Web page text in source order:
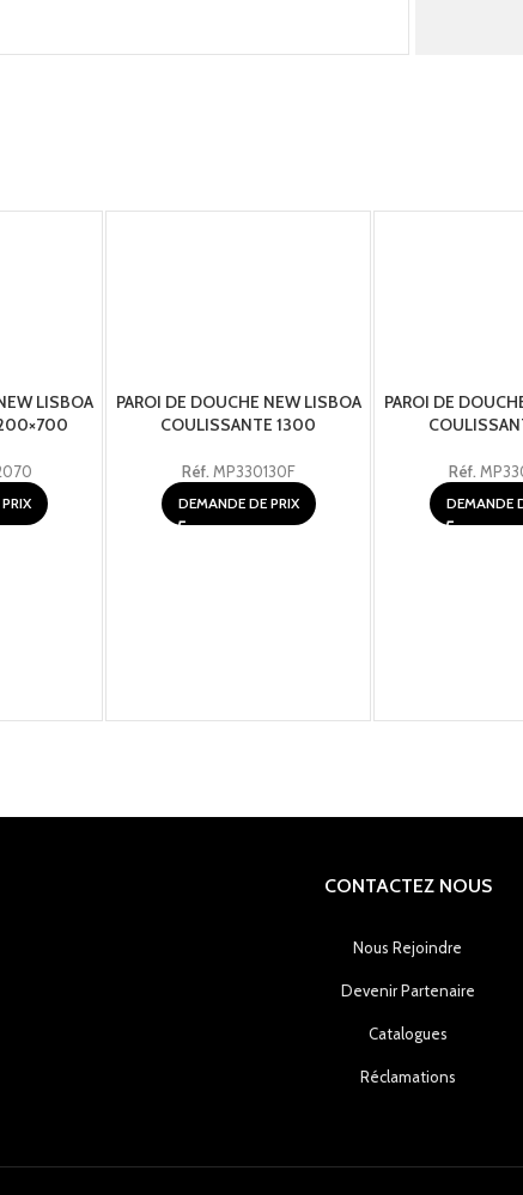
LISBOA
PAROI DE DOUCHE NEW LISBOA
COULISSANTE 1300
Réf. MP330130F
DEMANDE DE PRIX
PAROI DE
Réf.
DEMANDE
CONTACTEZ NOUS
Nous Rejoindre
Devenir Partenaire
Catalogues
Réclamations